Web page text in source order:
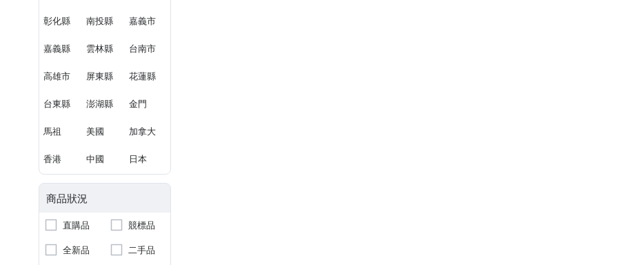
彰化縣 南投縣 嘉義市
嘉義縣 雲林縣 台南市
高雄市 屏東縣 花蓮縣
台東縣 澎湖縣 金門
馬祖 美國 加拿大
香港 中國 日本
商品狀況
直購品
競標品
全新品
二手品